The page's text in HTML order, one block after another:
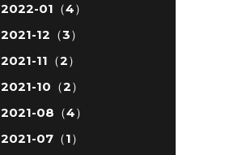
2022-01（4）
2021-12（3）
2021-11（2）
2021-10（2）
2021-08（4）
2021-07（1）